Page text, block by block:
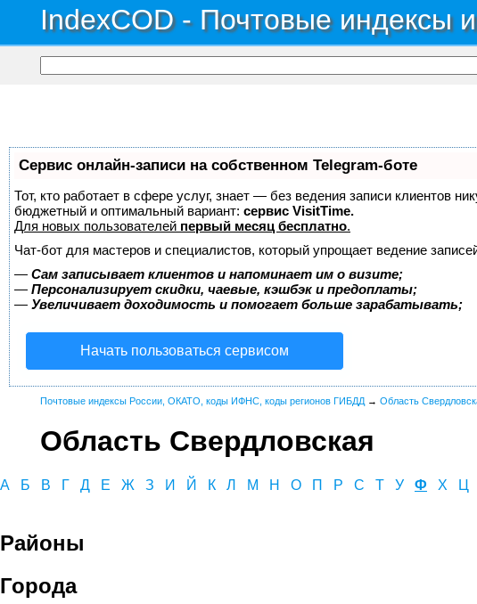
IndexCOD - Почтовые индексы
Сервис онлайн-записи на собственном Telegram-боте
Тот, кто работает в сфере услуг, знает — без ведения записи клиентов
бюджетный и оптимальный вариант: сервис VisitTime.
Для новых пользователей первый месяц бесплатно.
Чат-бот для мастеров и специалистов, который упрощает ведение
— Сам записывает клиентов и напоминает им о визите;
— Персонализирует скидки, чаевые, кэшбэк и предоплаты;
— Увеличивает доходимость и помогает больше зарабатывать;
Начать пользоваться сервисом
Почтовые индексы России, ОКАТО, коды ИФНС, коды регионов ГИБДД → Область
Область Свердловская
А Б В Г Д Е Ж З И Й К Л М Н О П Р С Т У Ф Х Ц
Районы
Города